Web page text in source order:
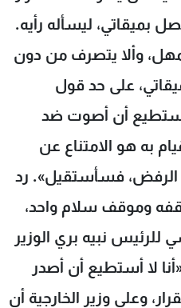
بميقاتي، ليسأله رأيه.
وألا يتصرف من دون
على حد قول
أستطيع أن أصوت ضد
به هو الامتناع عن
الرفض، فسأستقيل». رد
وموقف سلام واحد،
للرئيس نبيه بري الوزير
لا أستطيع أن أصدر
وعلى وزير الخارجية أن